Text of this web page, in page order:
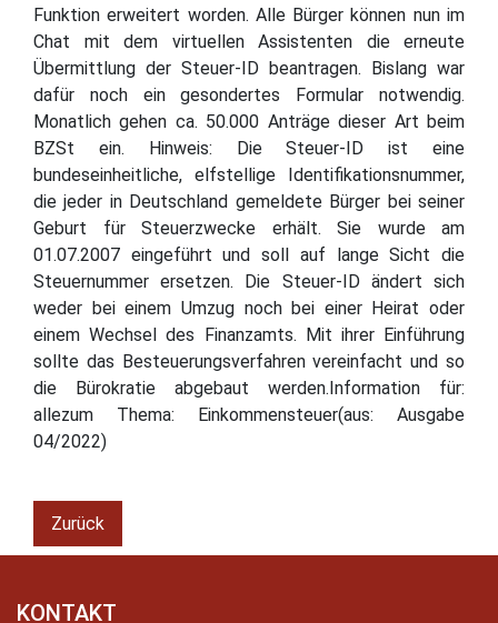
Funktion erweitert worden. Alle Bürger können nun im
Chat mit dem virtuellen Assistenten die erneute
Übermittlung der Steuer-ID beantragen. Bislang war
dafür noch ein gesondertes Formular notwendig.
Monatlich gehen ca. 50.000 Anträge dieser Art beim
BZSt ein. Hinweis: Die Steuer-ID ist eine
bundeseinheitliche, elfstellige Identifikationsnummer,
die jeder in Deutschland gemeldete Bürger bei seiner
Geburt für Steuerzwecke erhält. Sie wurde am
01.07.2007 eingeführt und soll auf lange Sicht die
Steuernummer ersetzen. Die Steuer-ID ändert sich
weder bei einem Umzug noch bei einer Heirat oder
einem Wechsel des Finanzamts. Mit ihrer Einführung
sollte das Besteuerungsverfahren vereinfacht und so
die Bürokratie abgebaut werden.Information für:
allezum Thema: Einkommensteuer(aus: Ausgabe
04/2022)
Zurück
KONTAKT